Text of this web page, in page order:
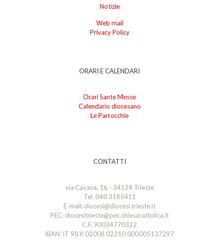
Notizie
Web mail
Privacy Policy
ORARI E CALENDARI
Orari Sante Messe
Calendario diocesano
Le Parrocchie
CONTATTI
via Cavana, 16 - 34124 Trieste
Tel. 040 3185411
E-mail: diocesi@diocesi.trieste.it
PEC: diocesitrieste@pec.chiesacattolica.it
C.F. 90034770322
IBAN: IT 98 K 02008 02210 000005137297